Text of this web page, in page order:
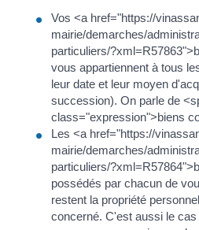
Vos <a href="https://
mairie/demarches/
particuliers/
vous appartiennent à tous
leur date et leur moyen
succession). On parle de
class="expression">biens
Les <a href="https://
mairie/demarches/
particuliers/
possédés par chacun de
restent la propriété
concerné. C'est aussi le